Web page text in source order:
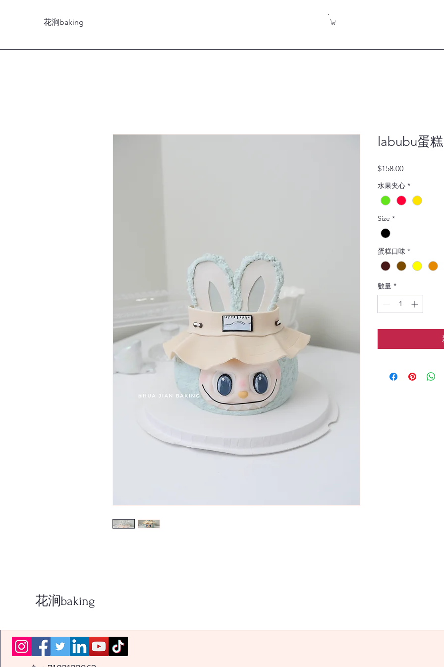
花涧baking
labubu蛋糕
$158.00價
水果夹心 *
Size *
蛋糕口味 *
數量 *
花涧baking